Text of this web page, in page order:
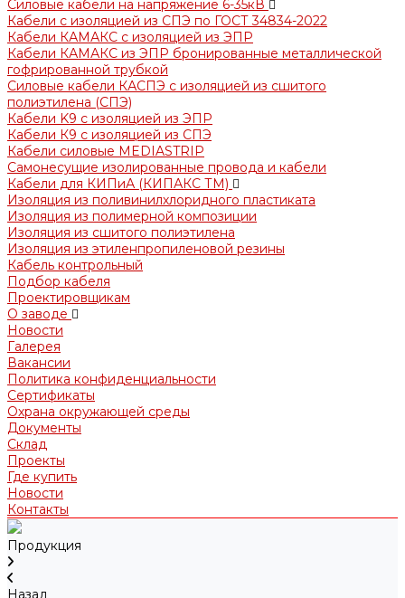
Силовые кабели на напряжение 6-35кВ
Кабели с изоляцией из СПЭ по ГОСТ 34834-2022
Кабели КАМАКС с изоляцией из ЭПР
Кабели КАМАКС из ЭПР бронированные металлической
гофрированной трубкой
Силовые кабели КАСПЭ с изоляцией из сшитого
полиэтилена (СПЭ)
Кабели K9 с изоляцией из ЭПР
Кабели К9 с изоляцией из СПЭ
Кабели силовые MEDIASTRIP
Самонесущие изолированные провода и кабели
Кабели для КИПиА (КИПАКС ТМ)
Изоляция из поливинилхлоридного пластиката
Изоляция из полимерной композиции
Изоляция из сшитого полиэтилена
Изоляция из этиленпропиленовой резины
Кабель контрольный
Подбор кабеля
Проектировщикам
О заводе
Новости
Галерея
Вакансии
Политика конфиденциальности
Сертификаты
Охрана окружающей среды
Документы
Склад
Проекты
Где купить
Новости
Контакты
Продукция
Назад